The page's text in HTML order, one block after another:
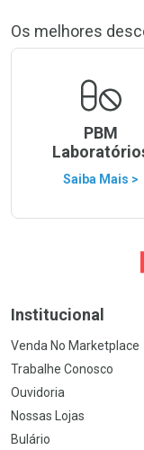
Os melhores
PBM
Saiba Mais >
Institucional
Venda No Marketplace
Trabalhe Conosco
Ouvidoria
Nossas Lojas
Bulário